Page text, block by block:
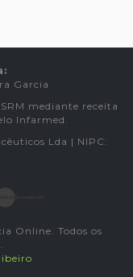
Garcia
mediante receita
Infarmed.
Lda | NIPC:
Online. Todos os